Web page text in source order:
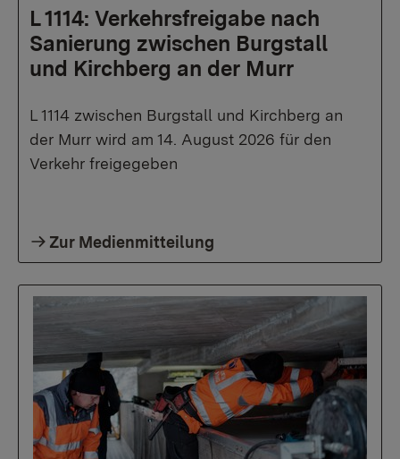
L 1114: Verkehrsfreigabe nach
Sanierung zwischen Burgstall
und Kirchberg an der Murr
L 1114 zwischen Burgstall und Kirchberg an
der Murr wird am 14. August 2026 für den
Verkehr freigegeben
Zur Medienmitteilung